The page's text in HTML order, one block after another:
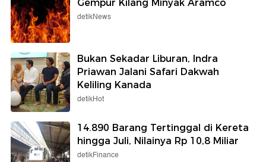
Gempur Kilang Minyak Aramco
detikNews
Bukan Sekadar Liburan, Indra
Priawan Jalani Safari Dakwah
Keliling Kanada
detikHot
14.890 Barang Tertinggal di Kereta
hingga Juli, Nilainya Rp 10,8 Miliar
detikFinance